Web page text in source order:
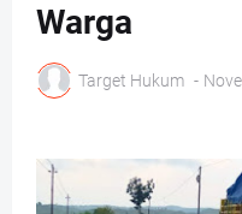
Warga
Target Hukum -